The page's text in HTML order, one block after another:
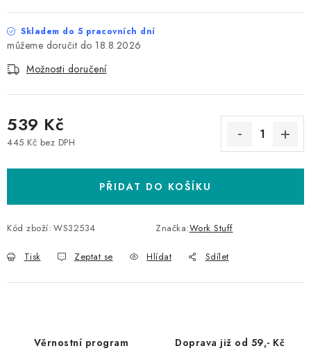
Skladem do 5 pracovních dní
18.8.2026
Možnosti doručení
539 Kč
445 Kč bez DPH
PŘIDAT DO KOŠÍKU
Kód zboží: WS32534 Značka:Work Stuff
Tisk Zeptat se Hlídat Sdílet
Věrnostní program Doprava již od 59,- Kč